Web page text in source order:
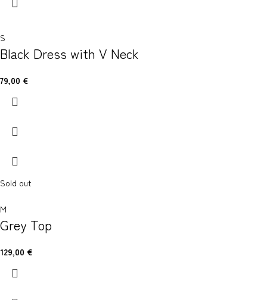
S
Black Dress with V Neck
79,00 €
Sold out
M
Grey Top
129,00 €